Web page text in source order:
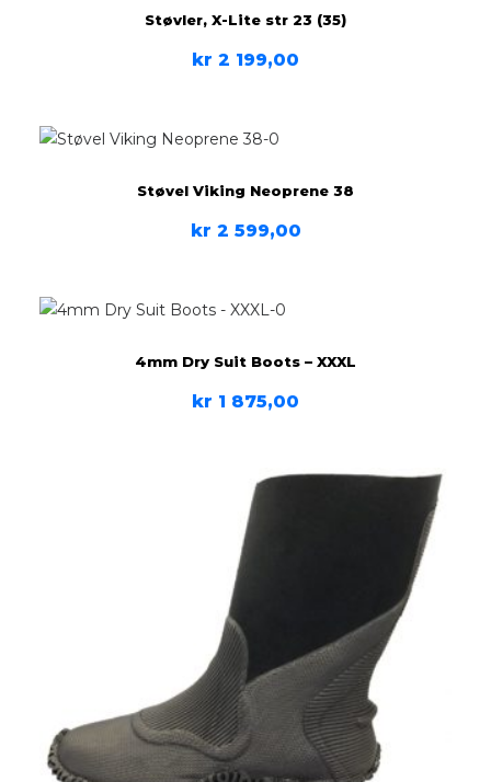
Støvler, X-Lite str 23 (35)
kr 2 199,00
Støvel Viking Neoprene 38
kr 2 599,00
4mm Dry Suit Boots – XXXL
kr 1 875,00